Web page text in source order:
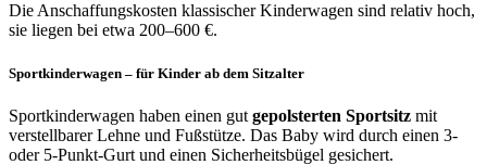
Die Anschaffungskosten klassischer Kinderwagen sind relativ hoch,
sie liegen bei etwa 200–600 €.
Sportkinderwagen – für Kinder ab dem Sitzalter
Sportkinderwagen haben einen gut gepolsterten Sportsitz mit
verstellbarer Lehne und Fußstütze. Das Baby wird durch einen 3-
oder 5-Punkt-Gurt und einen Sicherheitsbügel gesichert.